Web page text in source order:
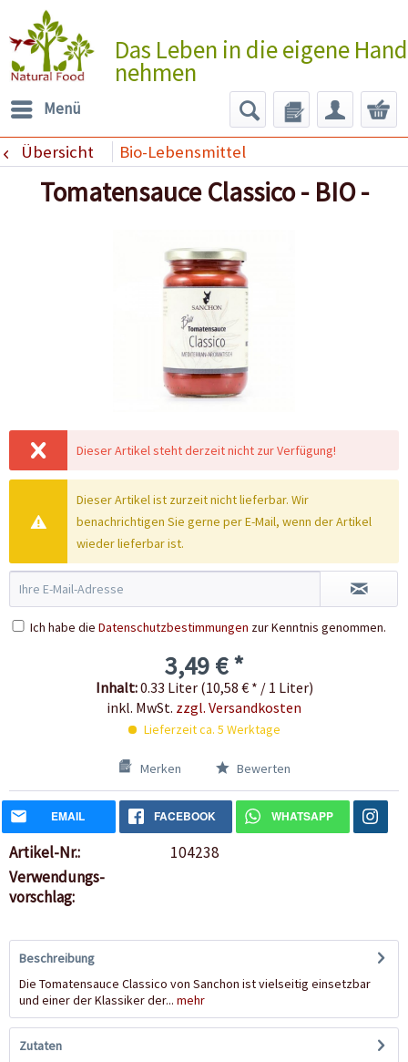
Das Leben in die eigene Hand
nehmen
Menü
Übersicht Bio-Lebensmittel
Tomatensauce Classico - BIO -
Dieser Artikel steht derzeit nicht zur Verfügung!
Dieser Artikel ist zurzeit nicht lieferbar. Wir
benachrichtigen Sie gerne per E-Mail, wenn der Artikel
wieder lieferbar ist.
Ich habe die Datenschutzbestimmungen zur Kenntnis genommen.
3,49 € *
Inhalt:0.33 Liter (10,58 € * / 1 Liter)
inkl. MwSt. zzgl. Versandkosten
Lieferzeit ca. 5 Werktage
Merken Bewerten
EMAIL FACEBOOK WHATSAPP
Artikel-Nr.:
104238
Verwendungs-
vorschlag:
Beschreibung
Die Tomatensauce Classico von Sanchon ist vielseitig einsetzbar
und einer der Klassiker der... mehr
Zutaten